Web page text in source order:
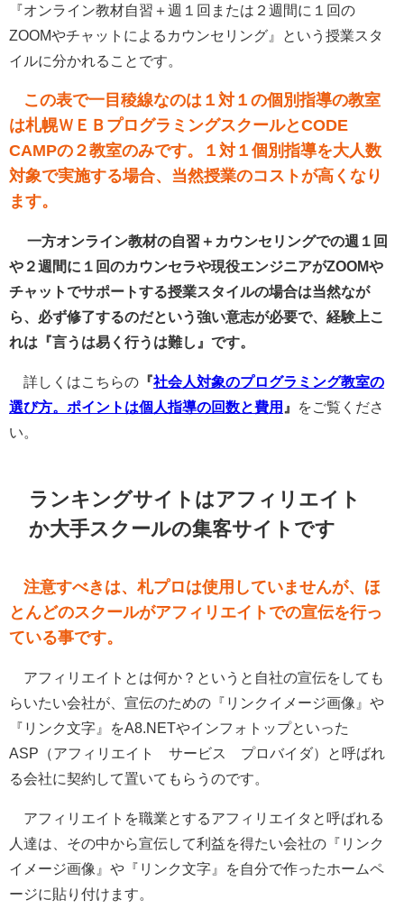
『オンライン教材自習＋週１回または２週間に１回の
ZOOMやチャットによるカウンセリング 』という授業スタ
イルに分かれることです。
この表で一目稜線なのは１対１の個別指導の教室
は札幌ＷＥＢプログラミングスクールとCODE
CAMPの２教室のみです。１対１個別指導を大人数
対象で実施する場合、当然授業のコストが高くなり
ます。
一方オンライン教材の自習＋カウンセリングでの週１回
や２週間に１回のカウンセラや現役エンジニアがZOOMや
チャットでサポートする授業スタイルの場合は当然なが
ら、必ず修了するのだという強い意志が必要で、経験上こ
れは『言うは易く行うは難し』です。
詳しくはこちらの 『社会人対象のプログラミング教室の
選び方。ポイントは個人指導の回数と費用 』
をご覧くださ
い。
ランキングサイトはアフィリエイト
か大手スクールの集客サイトです
注意すべきは、札プロは使用していませんが、ほ
とんどのスクールがアフィリエイトでの宣伝を行っ
ている事です。
アフィリエイトとは何か？というと自社の宣伝をしても
らいたい会社が、宣伝のための 『リンクイメージ画像』 や
『リンク文字』
をA8.NETやインフォトップといった
ASP（アフィリエイト サービス プロバイダ）と呼ばれ
る会社に契約して置いてもらうのです。
アフィリエイトを職業とするアフィリエイタと呼ばれる
人達は、その中から宣伝して利益を得たい会社の『リンク
イメージ画像』や『リンク文字』を自分で作ったホームペ
ージに貼り付けます。